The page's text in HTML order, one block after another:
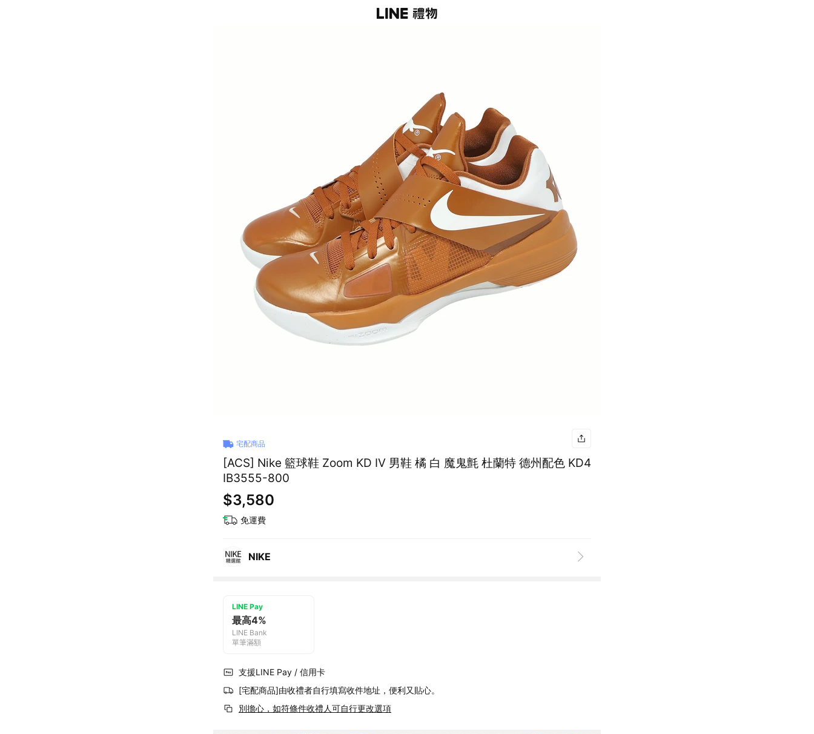
宅配商品
[ACS] Nike 籃球鞋 Zoom KD IV 男鞋 橘 白 魔鬼氈 杜蘭特 德州配色 KD4
IB3555-800
$3,580
免運費
NIKE
LINE Pay
最高4%
LINE Bank
單筆滿額
支援LINE Pay / 信用卡
[宅配商品]由收禮者自行填寫收件地址，便利又貼心。
別擔心，如符條件收禮人可自行更改選項